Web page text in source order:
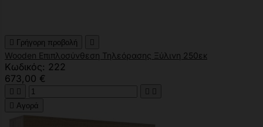
 Γρήγορη προβολή 
Wooden Επιπλοσύνθεση Τηλεόρασης Ξύλινη 250εκ
Κωδικός: 222
673,00 €
   
 Αγορά